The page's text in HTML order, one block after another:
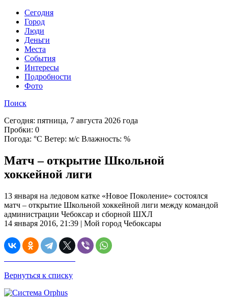
Cегодня
Город
Люди
Деньги
Места
События
Интересы
Подробности
Фото
Поиск
Сегодня: пятница, 7 августа 2026 года
Пробки: 0
Погода: °C Ветер: м/с Влажность: %
Матч – открытие Школьной
хоккейной лиги
13 января на ледовом катке «Новое Поколение» состоялся
матч – открытие Школьной хоккейной лиги между командой
администрации Чебоксар и сборной ШХЛ
14 января 2016, 21:39 | Мой город Чебоксары
Вернуться к списку